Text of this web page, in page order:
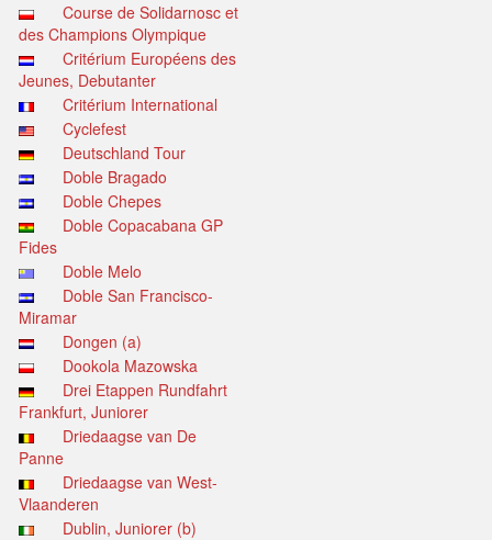
Course de Solidarnosc et
des Champions Olympique
Critérium Européens des
Jeunes, Debutanter
Critérium International
Cyclefest
Deutschland Tour
Doble Bragado
Doble Chepes
Doble Copacabana GP
Fides
Doble Melo
Doble San Francisco-
Miramar
Dongen (a)
Dookola Mazowska
Drei Etappen Rundfahrt
Frankfurt, Juniorer
Driedaagse van De
Panne
Driedaagse van West-
Vlaanderen
Dublin, Juniorer (b)